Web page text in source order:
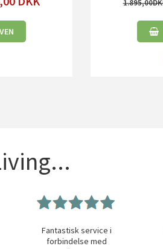
1.895,00
Fantastisk service i
forbindelse med